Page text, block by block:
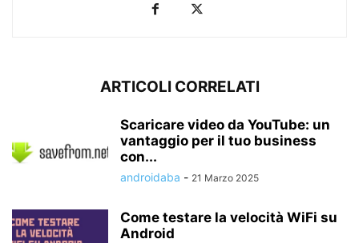
ARTICOLI CORRELATI
Scaricare video da YouTube: un
vantaggio per il tuo business
con...
androidaba - 21 Marzo 2025
Come testare la velocità WiFi su
Android